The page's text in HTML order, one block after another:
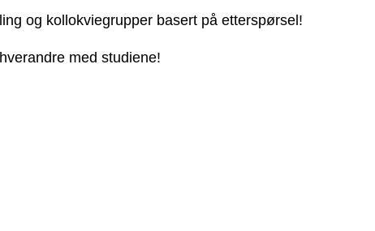
og kollokviegrupper basert på etterspørsel!
med studiene!